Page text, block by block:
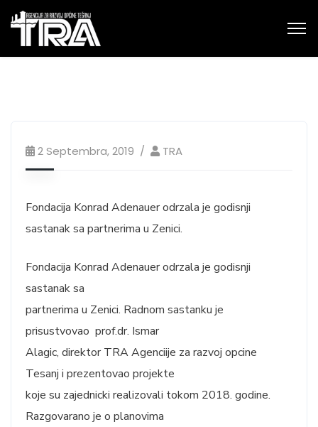
2 Septembra, 2019 TRA
Fondacija Konrad Adenauer odrzala je godisnji
sastanak sa partnerima u Zenici.
Fondacija Konrad Adenauer odrzala je godisnji
sastanak sa
partnerima u Zenici. Radnom sastanku je
prisustvovao prof.dr. Ismar
Alagic, direktor TRA Agenciije za razvoj opcine
Tesanj i prezentovao projekte
koje su zajednicki realizovali tokom 2018. godine.
Razgovarano je o planovima